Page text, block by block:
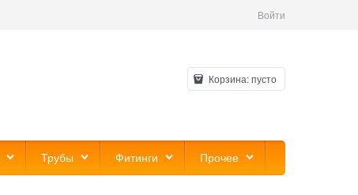
Войти
Корзина:пусто
Трубы Фитинги Прочее